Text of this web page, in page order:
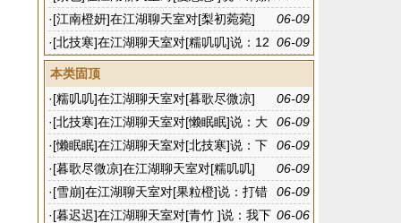
有点快
06-09
·[江南橙妍]在江湖聊天室对[梨初菀菀]
说：没有规律的
06-09
·[北技寒]在江湖聊天室对[糯叽叽]说：12
点多去吧
本类固顶
06-09
·[糯叽叽]在江湖聊天室对[暮歌尽微凉]
说：我看你也在打
06-09
·[北技寒]在江湖聊天室对[懒眠眠]说：大
哥
06-09
·[懒眠眠]在江湖聊天室对[北技寒]说：下
次不玩了
06-09
·[暮歌尽微凉]在江湖聊天室对[糯叽叽]
说：这一下放松了
06-09
·[雪崩]在江湖聊天室对[果粒橙]说：打错
字了，哈哈哈
06-06
·[暮迟迟]在江湖聊天室对[青竹 ]说：我下